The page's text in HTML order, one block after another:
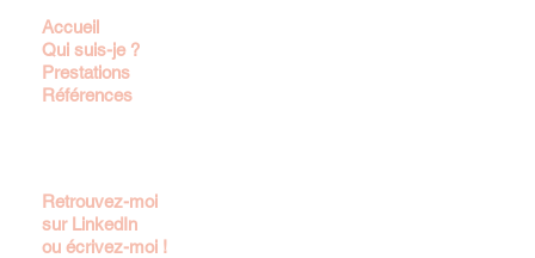
Accueil
Qui suis-je ?
Prestations
Références
Retrouvez-moi
sur LinkedIn
ouécrivez-moi !